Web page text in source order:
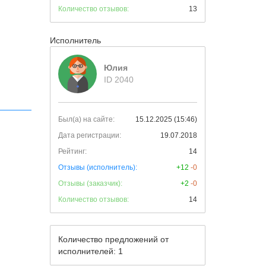
Количество отзывов: 13
Исполнитель
Юлия
ID 2040
Был(а) на сайте:
15.12.2025 (15:46)
Дата регистрации:
19.07.2018
Рейтинг:
14
Отзывы (исполнитель):
+12 -0
Отзывы (заказчик):
+2 -0
Количество отзывов:
14
Количество предложений от
исполнителей: 1